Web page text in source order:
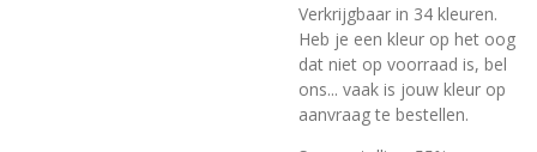
Verkrijgbaar in 34 kleuren.
Heb je een kleur op het oog
dat niet op voorraad is, bel
ons... vaak is jouw kleur op
aanvraag te bestellen.